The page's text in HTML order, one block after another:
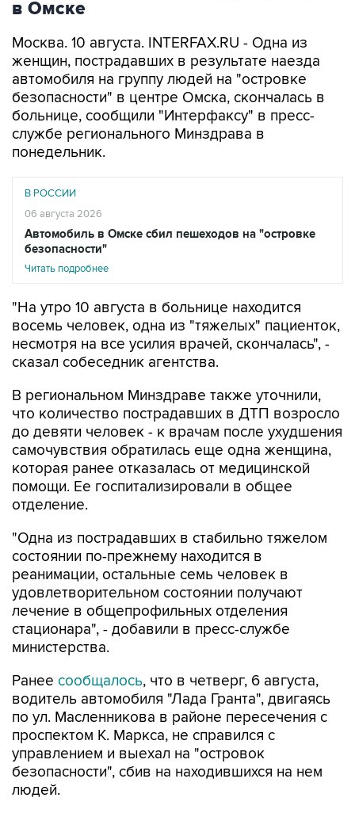
Москва. 10 августа. INTERFAX.RU - Одна из
автомобиля на группу людей на "островке
безопасности" в центре Омска, скончалась в
больнице, сообщили "Интерфаксу" в пресс-
службе регионального Минздрава в
понедельник.
В РОССИИ
Автомобиль в Омске сбил пешеходов на "островке
безопасности"
Читать подробнее
"На утро 10 августа в больнице находится
несмотря на все усилия врачей, скончалась", -
сказал собеседник агентства.
В региональном Минздраве также уточнили,
до девяти человек - к врачам после ухудшения
самочувствия обратилась еще одна женщина,
которая ранее отказалась от медицинской
помощи. Ее госпитализировали в общее
отделение.
"Одна из пострадавших в стабильно тяжелом
реанимации, остальные семь человек в
удовлетворительном состоянии получают
лечение в общепрофильных отделения
стационара", - добавили в пресс-службе
министерства.
Ранеесообщалось
по ул. Масленникова в районе пересечения с
проспектом К. Маркса, не справился с
управлением и выехал на "островок
безопасности", сбив на находившихся на нем
людей.
После аварии с травмами различной степени